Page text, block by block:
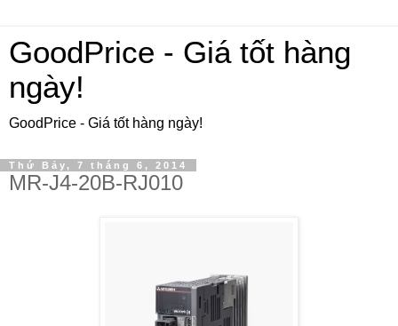
GoodPrice - Giá tốt hàng
ngày!
GoodPrice - Giá tốt hàng ngày!
Thứ Bảy, 7 tháng 6, 2014
MR-J4-20B-RJ010